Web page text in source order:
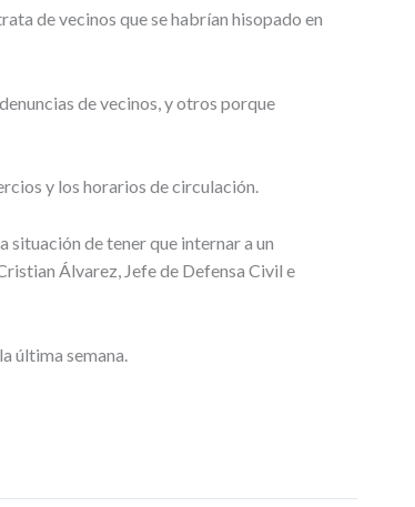
de vecinos que se habrían hisopado en
de vecinos, y otros porque
y los horarios de circulación.
situación de tener que internar a un
Álvarez, Jefe de Defensa Civil e
última semana.